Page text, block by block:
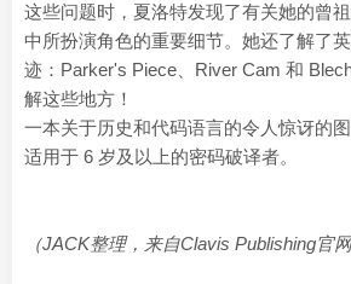
这些问题时，夏洛特发现了有关她的曾
中所扮演角色的重要细节。她还了解了
迹：Parker's Piece、River Cam 和
解这些地方！
一本关于历史和代码语言的令人惊讶的图
适用于 6 岁及以上的密码破译者。
（JACK整理，来自Clavis Publishing官网